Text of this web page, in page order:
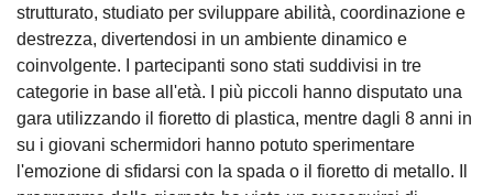
strutturato, studiato per sviluppare abilità, coordinazione e
destrezza, divertendosi in un ambiente dinamico e
coinvolgente. I partecipanti sono stati suddivisi in tre
categorie in base all'età. I più piccoli hanno disputato una
gara utilizzando il fioretto di plastica, mentre dagli 8 anni in
su i giovani schermidori hanno potuto sperimentare
l'emozione di sfidarsi con la spada o il fioretto di metallo. Il